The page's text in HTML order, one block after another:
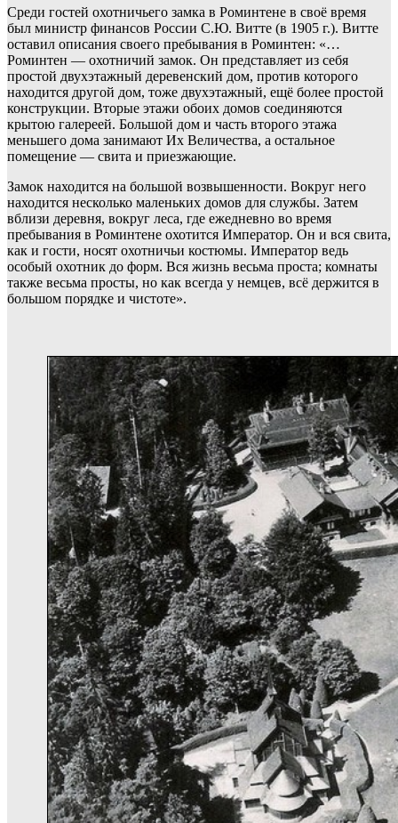
Среди гостей охотничьего замка в Роминтене в своё время
был министр финансов России С.Ю. Витте (в 1905 г.). Витте
оставил описания своего пребывания в Роминтен: «…
Роминтен — охотничий замок. Он представляет из себя
простой двухэтажный деревенский дом, против которого
находится другой дом, тоже двухэтажный, ещё более простой
конструкции. Вторые этажи обоих домов соединяются
крытою галереей. Большой дом и часть второго этажа
меньшего дома занимают Их Величества, а остальное
помещение — свита и приезжающие.
Замок находится на большой возвышенности. Вокруг него
находится несколько маленьких домов для службы. Затем
вблизи деревня, вокруг леса, где ежедневно во время
пребывания в Роминтене охотится Император. Он и вся свита,
как и гости, носят охотничьи костюмы. Император ведь
особый охотник до форм. Вся жизнь весьма проста; комнаты
также весьма просты, но как всегда у немцев, всё держится в
большом порядке и чистоте».